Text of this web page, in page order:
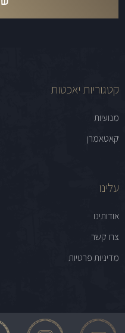
קטגוריות יאכטות
מנועיות
קאטאמרן
עלינו
אודותינו
צרו קשר
מדיניות פרטיות